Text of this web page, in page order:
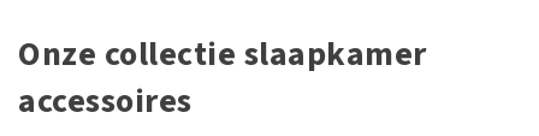
Onze collectie slaapkamer
accessoires